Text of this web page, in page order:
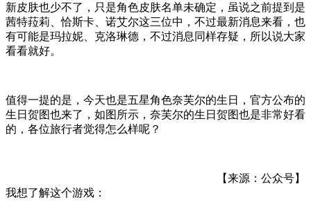
新皮肤也少不了，只是角色皮肤名单未确定，虽说之前提到是
茜特菈莉、恰斯卡、诺艾尔这三位中，不过最新消息来看，也
有可能是玛拉妮、克洛琳德，不过消息同样存疑，所以说大家
看看就好。
值得一提的是，今天也是五星角色奈芙尔的生日，官方公布的
生日贺图也来了，如图所示，奈芙尔的生日贺图也是非常好看
的，各位旅行者觉得怎么样呢？
【来源：公众号】
我想了解这个游戏：